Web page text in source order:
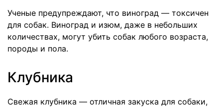
Ученые предупреждают, что виноград — токсичен
для собак. Виноград и изюм, даже в небольших
количествах, могут убить собак любого возраста,
породы и пола.
Клубника
Свежая клубника — отличная закуска для собаки,